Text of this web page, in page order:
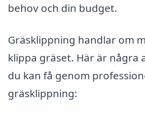
behov och din budget.
Gräsklippning handlar om
klippa gräset. Här är några
du kan få genom
gräsklippning: